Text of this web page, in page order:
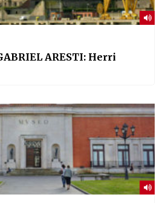
ARESTI: Herri